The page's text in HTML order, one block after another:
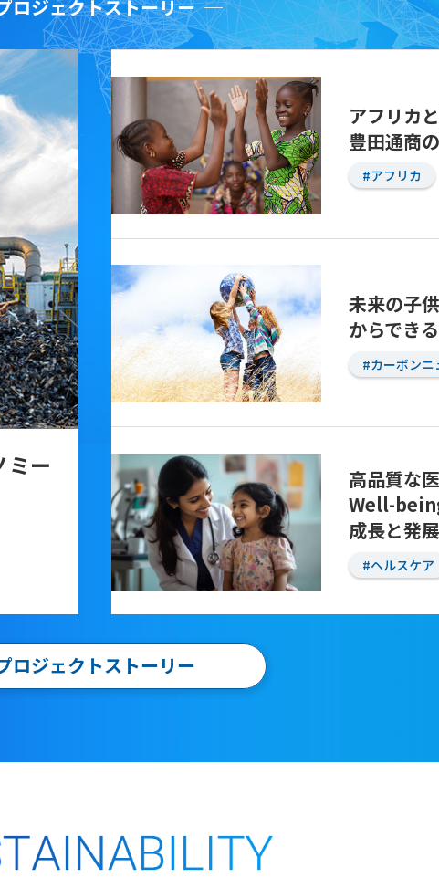
ロジェクトストーリー
ミー
アフリカ
豊田通商
#アフリカ
未来の子
からでき
#カーボンニ
高品質な
Well-
成長と発
#ヘルスケア
ロジェクトストーリー